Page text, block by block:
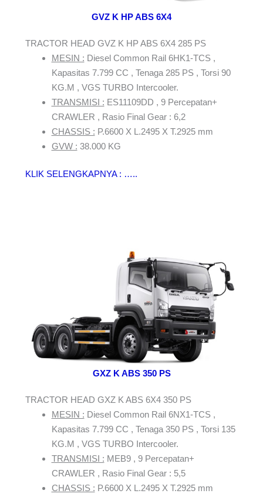
GVZ K HP ABS 6X4
TRACTOR HEAD GVZ K HP ABS 6X4 285 PS
MESIN : Diesel Common Rail 6HK1-TCS ,
Kapasitas 7.799 CC , Tenaga 285 PS , Torsi 90
KG.M , VGS TURBO Intercooler.
TRANSMISI : ES11109DD , 9 Percepatan+
CRAWLER , Rasio Final Gear : 6,2
CHASSIS : P.6600 X L.2495 X T.2925 mm
GVW : 38.000 KG
KLIK SELENGKAPNYA : …..
GXZ K ABS 350 PS
TRACTOR HEAD GXZ K ABS 6X4 350 PS
MESIN : Diesel Common Rail 6NX1-TCS ,
Kapasitas 7.799 CC , Tenaga 350 PS , Torsi 135
KG.M , VGS TURBO Intercooler.
TRANSMISI : MEB9 , 9 Percepatan+
CRAWLER , Rasio Final Gear : 5,5
CHASSIS : P.6600 X L.2495 X T.2925 mm